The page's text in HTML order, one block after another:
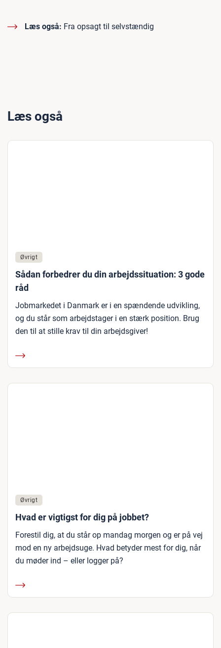
Læs også: Fra opsagt til selvstændig
Læs også
Øvrigt
Sådan forbedrer du din arbejdssituation: 3 gode
råd
Jobmarkedet i Danmark er i en spændende udvikling,
og du står som arbejdstager i en stærk position. Brug
den til at stille krav til din arbejdsgiver!
Øvrigt
Hvad er vigtigst for dig på jobbet?
Forestil dig, at du står op mandag morgen og er på vej
mod en ny arbejdsuge. Hvad betyder mest for dig, når
du møder ind – eller logger på?